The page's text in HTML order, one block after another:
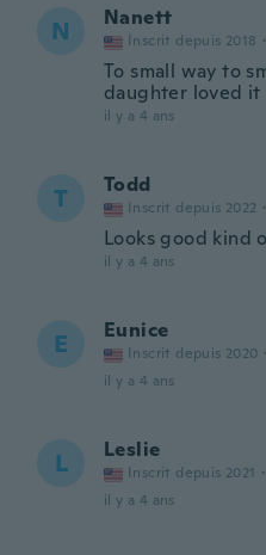
N Nanett
Inscrit depuis 2018 ·
To small way to
daughter loved it
il y a 4 ans
T Todd
Inscrit depuis 2022 ·
Looks good kind
il y a 4 ans
E Eunice
Inscrit depuis 2020 ·
il y a 4 ans
L Leslie
Inscrit depuis 2021 ·
il y a 4 ans